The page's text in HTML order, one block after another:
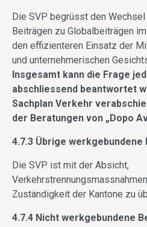
Die SVP begrüsst den
Beiträgen zu Globalbeiträgen
den effizienteren Einsatz der
und unternehmerischen
Insgesamt kann die Frage
abschliessend beantwortet
Sachplan Verkehr
der Beratungen von „Dopo
4.7.3 Übrige werkgebundene
Die SVP ist mit der Absicht,
Zuständigkeit der Kantone zu
4.7.4 Nicht werkgebundene